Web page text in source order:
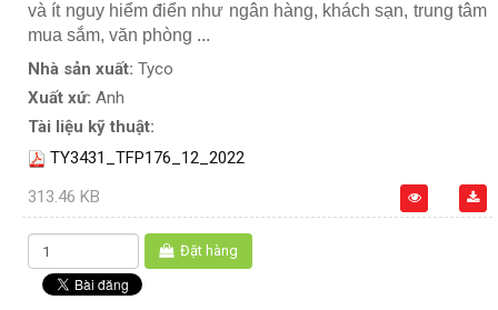
và ít nguy hiểm điển như ngân hàng, khách sạn, trung tâm
mua sắm, văn phòng ...
Nhà sản xuất: Tyco
Xuất xứ: Anh
Tài liệu kỹ thuật:
TY3431_TFP176_12_2022
313.46 KB
Đặt hàng